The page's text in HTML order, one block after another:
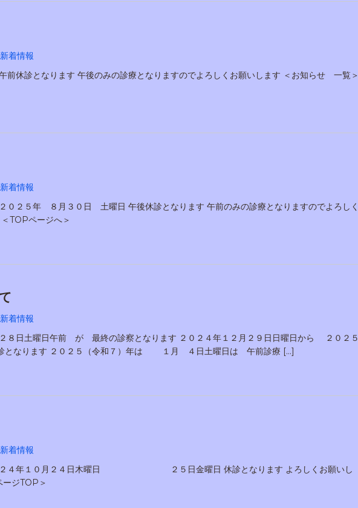
新着情報
前休診となります 午後のみの診療となりますのでよろしくお願いします ＜お知らせ 一覧＞
新着情報
２５年 ８月３０日 土曜日 午後休診となります 午前のみの診療となりますのでよろしく
TOPページへ＞
新着情報
８日土曜日午前 が 最終の診察となります ２０２４年１２月２９日日曜日から ２０２５
なります ２０２５（令和７）年は １月 ４日土曜日は 午前診療 […]
新着情報
０２４年１０月２４日木曜日 ２５日金曜日 休診となります よろしくお願いし
ジTOP＞